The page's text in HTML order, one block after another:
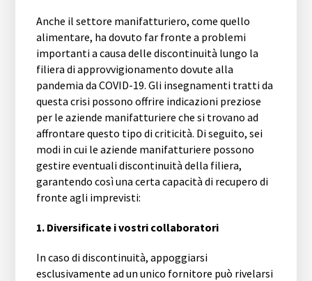
Anche il settore manifatturiero, come quello
alimentare, ha dovuto far fronte a problemi
importanti a causa delle discontinuità lungo la
filiera di approvvigionamento dovute alla
pandemia da COVID-19. Gli insegnamenti tratti da
questa crisi possono offrire indicazioni preziose
per le aziende manifatturiere che si trovano ad
affrontare questo tipo di criticità. Di seguito, sei
modi in cui le aziende manifatturiere possono
gestire eventuali discontinuità della filiera,
garantendo così una certa capacità di recupero di
fronte agli imprevisti:
1. Diversificate i vostri collaboratori
In caso di discontinuità, appoggiarsi
esclusivamente ad un unico fornitore può rivelarsi